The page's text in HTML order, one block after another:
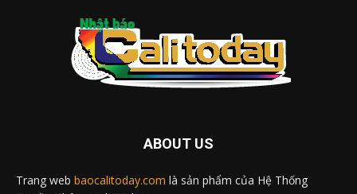
ABOUT US
Trang web baocalitoday.com là sản phẩm của Hệ Thống